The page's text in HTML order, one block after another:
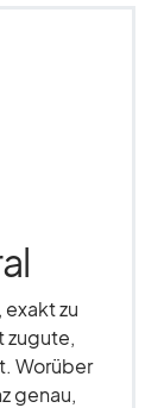
zu
zugute,
Worüber
genau,